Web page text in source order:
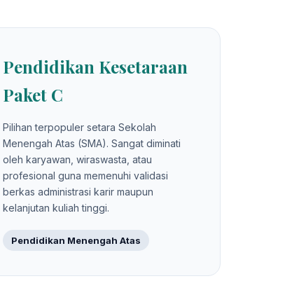
Pendidikan Kesetaraan
Paket C
Pilihan terpopuler setara Sekolah
Menengah Atas (SMA). Sangat diminati
oleh karyawan, wiraswasta, atau
profesional guna memenuhi validasi
berkas administrasi karir maupun
kelanjutan kuliah tinggi.
Pendidikan Menengah Atas